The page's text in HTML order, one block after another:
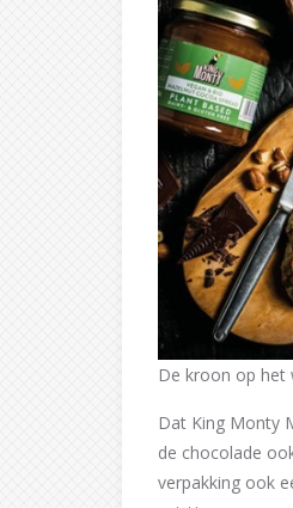
De kroon op het
Dat King Monty
de chocolade
verpakking ook